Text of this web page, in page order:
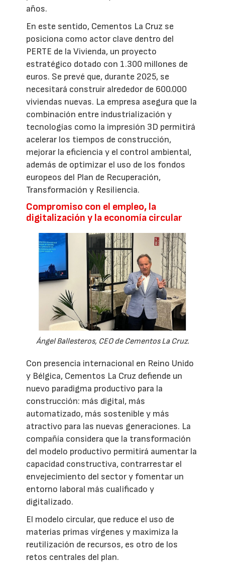
años.
En este sentido, Cementos La Cruz se
posiciona como actor clave dentro del
PERTE de la Vivienda, un proyecto
estratégico dotado con 1.300 millones de
euros. Se prevé que, durante 2025, se
necesitará construir alrededor de 600.000
viviendas nuevas. La empresa asegura que la
combinación entre industrialización y
tecnologías como la impresión 3D permitirá
acelerar los tiempos de construcción,
mejorar la eficiencia y el control ambiental,
además de optimizar el uso de los fondos
europeos del Plan de Recuperación,
Transformación y Resiliencia.
Compromiso con el empleo, la
digitalización y la economía circular
Ángel Ballesteros, CEO de Cementos La Cruz.
Con presencia internacional en Reino Unido
y Bélgica, Cementos La Cruz defiende un
nuevo paradigma productivo para la
construcción: más digital, más
automatizado, más sostenible y más
atractivo para las nuevas generaciones. La
compañía considera que la transformación
del modelo productivo permitirá aumentar la
capacidad constructiva, contrarrestar el
envejecimiento del sector y fomentar un
entorno laboral más cualificado y
digitalizado.
El modelo circular, que reduce el uso de
materias primas vírgenes y maximiza la
reutilización de recursos, es otro de los
retos centrales del plan.